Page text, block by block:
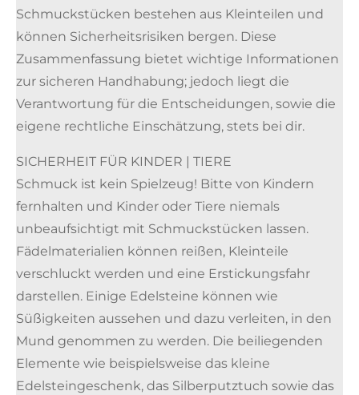
Schmuckstücken bestehen aus Kleinteilen und
können Sicherheitsrisiken bergen. Diese
Zusammenfassung bietet wichtige Informationen
zur sicheren Handhabung; jedoch liegt die
Verantwortung für die Entscheidungen, sowie die
eigene rechtliche Einschätzung, stets bei dir.
SICHERHEIT FÜR KINDER | TIERE
Schmuck ist kein Spielzeug! Bitte von Kindern
fernhalten und Kinder oder Tiere niemals
unbeaufsichtigt mit Schmuckstücken lassen.
Fädelmaterialien können reißen, Kleinteile
verschluckt werden und eine Erstickungsfahr
darstellen. Einige Edelsteine können wie
Süßigkeiten aussehen und dazu verleiten, in den
Mund genommen zu werden. Die beiliegenden
Elemente wie beispielsweise das kleine
Edelsteingeschenk, das Silberputztuch sowie das